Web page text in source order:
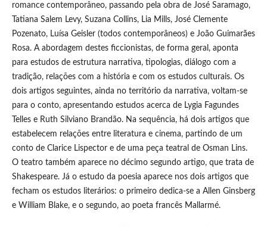
romance contemporâneo, passando pela obra de José Saramago,
Tatiana Salem Levy, Suzana Collins, Lia Mills, José Clemente
Pozenato, Luísa Geisler (todos contemporâneos) e João Guimarães
Rosa. A abordagem destes ficcionistas, de forma geral, aponta
para estudos de estrutura narrativa, tipologias, diálogo com a
tradição, relações com a história e com os estudos culturais. Os
dois artigos seguintes, ainda no território da narrativa, voltam-se
para o conto, apresentando estudos acerca de Lygia Fagundes
Telles e Ruth Silviano Brandão. Na sequência, há dois artigos que
estabelecem relações entre literatura e cinema, partindo de um
conto de Clarice Lispector e de uma peça teatral de Osman Lins.
O teatro também aparece no décimo segundo artigo, que trata de
Shakespeare. Já o estudo da poesia aparece nos dois artigos que
fecham os estudos literários: o primeiro dedica-se a Allen Ginsberg
e William Blake, e o segundo, ao poeta francês Mallarmé.